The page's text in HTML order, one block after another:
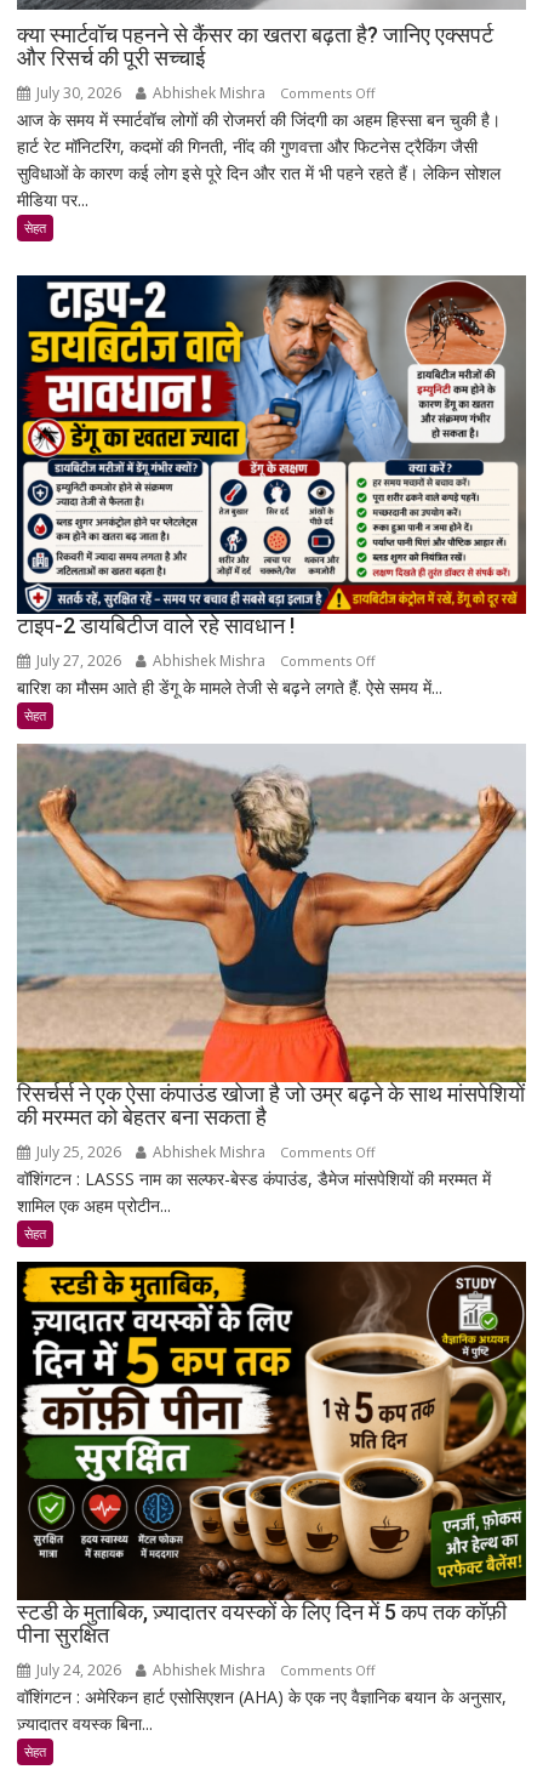
क्या स्मार्टवॉच पहनने से कैंसर का खतरा बढ़ता है? जानिए एक्सपर्ट
और रिसर्च की पूरी सच्चाई
July 30, 2026 Abhishek Mishra Comments Offon
क्या
स्मार्टवॉच
पहनने
खतरा
एक्सपर्ट
और
रिसर्च
की
पूरी
सच्चाई
आज के समय में स्मार्टवॉच लोगों की रोजमर्रा की जिंदगी का अहम हिस्सा बन चुकी है।
हार्ट रेट मॉनिटरिंग, कदमों की गिनती, नींद की गुणवत्ता और फिटनेस ट्रैकिंग जैसी
सुविधाओं के कारण कई लोग इसे पूरे दिन और रात में भी पहने रहते हैं। लेकिन सोशल
मीडिया पर...
सेहत
टाइप-2 डायबिटीज वाले रहे सावधान !
July 27, 2026 Abhishek Mishra Comments Offon
टाइप-2
सावधान
!
बारिश का मौसम आते ही डेंगू के मामले तेजी से बढ़ने लगते हैं. ऐसे समय में...
सेहत
रिसर्चर्स ने एक ऐसा कंपाउंड खोजा है जो उम्र बढ़ने के साथ मांसपेशियों
की मरम्मत को बेहतर बना सकता है
July 25, 2026 Abhishek Mishra Comments Offon
रिसर्चर्स
कंपाउंड
खोजा
है
जो
बढ़ने
के
साथ
मांसपेशियों
की
मरम्मत
को
बेहतर
है
वॉशिंगटन : LASSS नाम का सल्फर-बेस्ड कंपाउंड, डैमेज मांसपेशियों की मरम्मत में
शामिल एक अहम प्रोटीन...
सेहत
स्टडी के मुताबिक, ज़्यादातर वयस्कों के लिए दिन में 5 कप तक कॉफ़ी
पीना सुरक्षित
July 24, 2026 Abhishek Mishra Comments Offon
स्टडी
वॉशिंगटन : अमेरिकन हार्ट एसोसिएशन (AHA) के एक नए वैज्ञानिक बयान के अनुसार,
ज़्यादातर वयस्क बिना...
सेहत